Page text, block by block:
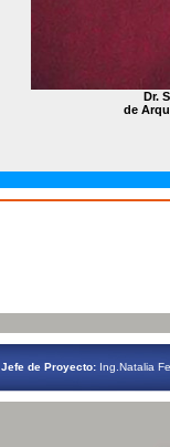
Dr.
de
Jefe de Proyecto:Ing.Natalia